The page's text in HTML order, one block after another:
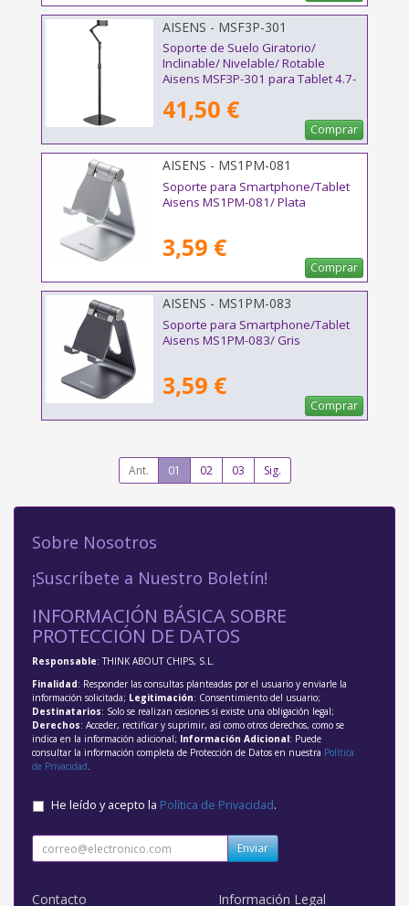
AISENS - MSF3P-301
Soporte de Suelo Giratorio/
Inclinable/ Nivelable/ Rotable
Aisens MSF3P-301 para Tablet 4.7-
41,50 €
Comprar
AISENS - MS1PM-081
Soporte para Smartphone/Tablet
Aisens MS1PM-081/ Plata
3,59 €
Comprar
AISENS - MS1PM-083
Soporte para Smartphone/Tablet
Aisens MS1PM-083/ Gris
3,59 €
Comprar
Ant. 01 02 03 Sig.
Sobre Nosotros
¡Suscríbete a Nuestro Boletín!
INFORMACIÓN BÁSICA SOBRE
PROTECCIÓN DE DATOS
Responsable: THINK ABOUT CHIPS, S.L.
Finalidad: Responder las consultas planteadas por el usuario y enviarle la
información solicitada; Legitimación: Consentimiento del usuario;
Destinatarios: Solo se realizan cesiones si existe una obligación legal;
Derechos: Acceder, rectificar y suprimir, así como otros derechos, como se
indica en la información adicional; Información Adicional: Puede
consultar la información completa de Protección de Datos en nuestra Política
de Privacidad.
He leído y acepto la Política de Privacidad.
Enviar
Contacto Información Legal